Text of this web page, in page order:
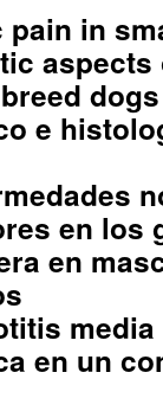
in
e
en los
en
en un